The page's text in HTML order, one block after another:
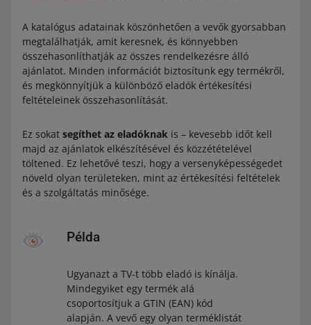
A katalógus adatainak köszönhetően a vevők gyorsabban
megtalálhatják, amit keresnek, és könnyebben
összehasonlíthatják az összes rendelkezésre álló
ajánlatot. Minden információt biztosítunk egy termékről,
és megkönnyítjük a különböző eladók értékesítési
feltételeinek összehasonlítását.
Ez sokat segíthet az eladóknak is – kevesebb időt kell
majd az ajánlatok elkészítésével és közzétételével
töltened. Ez lehetővé teszi, hogy a versenyképességedet
növeld olyan területeken, mint az értékesítési feltételek
és a szolgáltatás minősége.
Példa
Ugyanazt a TV-t több eladó is kínálja.
Mindegyiket egy termék alá
csoportosítjuk a GTIN (EAN) kód
alapján. A vevő egy olyan terméklistát